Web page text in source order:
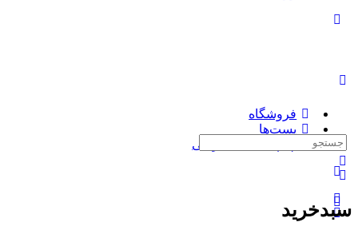
فروشگاه
پست‌ها
چاپ کتاب سفارشی
سبدخرید
جستجوی: